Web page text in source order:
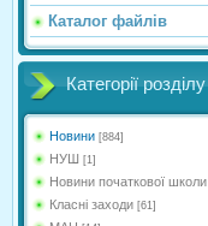
Каталог файлів
Категорії розділу
Новини [884]
НУШ [1]
Новини початкової школи
Класні заходи [61]